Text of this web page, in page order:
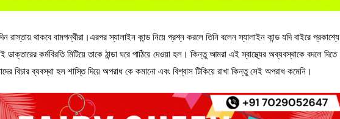
রাস্তায় থাকবে বামপন্থীরা।এরপর স্যালাইন কান্ড নিয়ে প্রশ্ন করলে তিনি বলেন স্যালাইন কান্ড যদি বাইরে প্রকাশ্যে
কর্মবিরতি মিটিয়ে তাকে ঠান্ডা ঘরে পাঠিয়ে দেওয়া হল। কিন্তু আমরা এই স্বাস্থ্যের অব্যবস্থাকে বদলে দিতে
বিচার ব্যবস্থা হল শাস্তি দিয়ে অপরাধ কে কমানো এবং বিশ্বাস টিকিয়ে রাখা কিন্তু সেই অপরাধ কমেনি।